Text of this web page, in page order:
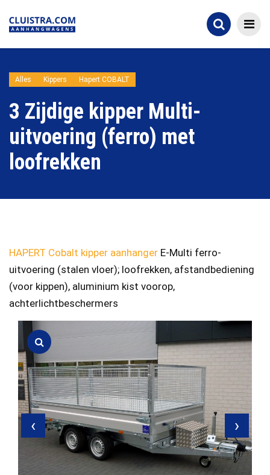
Alles Kippers Hapert COBALT
3 Zijdige kipper Multi-
uitvoering (ferro) met
loofrekken
HAPERT Cobalt kipper aanhanger E-Multi ferro-
uitvoering (stalen vloer); loofrekken, afstandbediening
(voor kippen), aluminium kist voorop,
achterlichtbeschermers
‹ ›